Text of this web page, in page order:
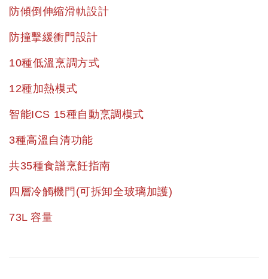
防傾倒伸縮滑軌設計
防撞擊緩衝門設計
10種低溫烹調方式
12種加熱模式
智能ICS 15種自動烹調模式
3種高溫自清功能
共35種食譜烹飪指南
四層冷觸機門(可拆卸全玻璃加護)
73L 容量